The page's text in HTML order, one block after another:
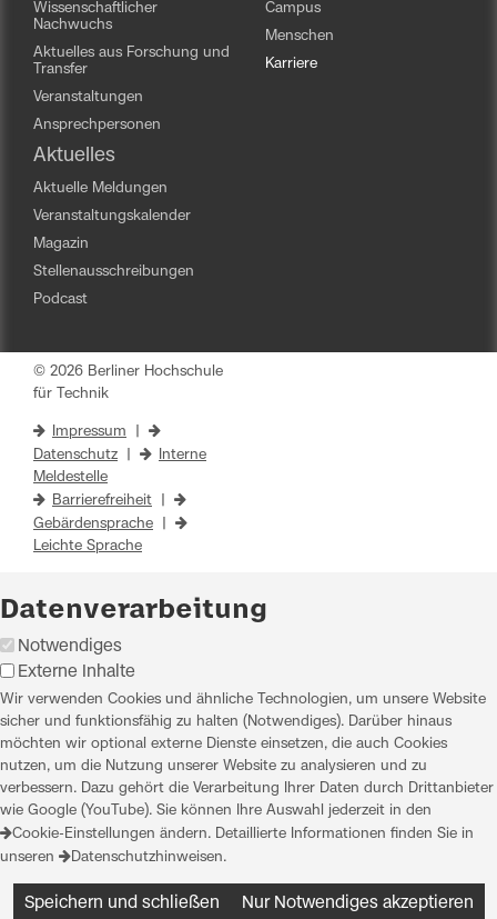
Wissenschaftlicher
Nachwuchs
Aktuelles aus Forschung und
Transfer
Veranstaltungen
Ansprechpersonen
Campus
Menschen
Karriere
Aktuelles
Aktuelle Meldungen
Veranstaltungskalender
Magazin
Stellenausschreibungen
Podcast
© 2026 Berliner Hochschule
für Technik
Impressum
Datenschutz
Interne
Meldestelle
Barrierefreiheit
Gebärdensprache
Leichte Sprache
Datenverarbeitung
Notwendiges
Externe Inhalte
Wir verwenden Cookies und ähnliche Technologien, um unsere Website
sicher und funktionsfähig zu halten (Notwendiges). Darüber hinaus
möchten wir optional externe Dienste einsetzen, die auch Cookies
nutzen, um die Nutzung unserer Website zu analysieren und zu
verbessern. Dazu gehört die Verarbeitung Ihrer Daten durch Drittanbieter
wie Google (YouTube). Sie können Ihre Auswahl jederzeit in den
Cookie-Einstellungen ändern. Detaillierte Informationen finden Sie in
unseren
Datenschutzhinweisen.
Speichern und schließen Nur Notwendiges akzeptieren